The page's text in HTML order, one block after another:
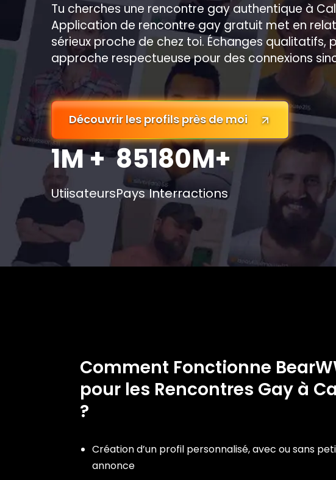
Tu cherches une rencontre gay authentique à
Application de rencontre gay gratuit met en
sérieux proche de chez toi. Échanges qualitatifs,
approche respectueuse pour des connexions
Découvrir les profils près de moi
1M +
Utiisateurs
85
Pays
180M+
Interractions
Comment Fonctionne
pour les Rencontres Gay à
?
Création d’un profil personnalisé, avec ou sans
annonce